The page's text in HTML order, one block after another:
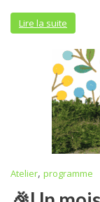
Lire la suite
Atelier, programme